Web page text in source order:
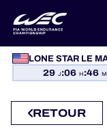
LONE STAR LE
29 J:06 H:46 M
À PROPOS DU FIA
RETOUR